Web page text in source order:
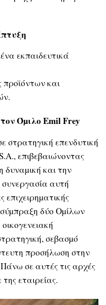
εκπαιδευτικά
προϊόντων και
Όµιλο EmilFrey
στρατηγική επενδυτική
επιβεβαιώνοντας
και την
συνεργασία αυτή
επιχειρηµατικής
δύο Οµίλων
σεβασµό
προσήλωση στην
σε αυτές τις αρχές
εταιρείας.